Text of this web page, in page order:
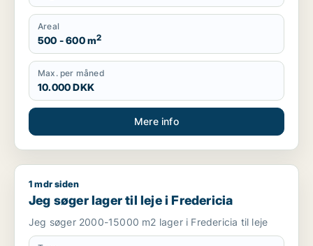
Areal
500 - 600 m2
Max. per måned
10.000 DKK
Mere info
Jeg søger lager til leje i Fredericia
1 mdr siden
Jeg søger lager til leje i Fredericia
Jeg søger 2000-15000 m2 lager i Fredericia til leje